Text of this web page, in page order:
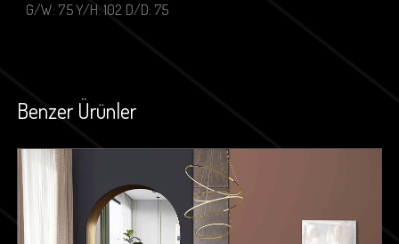
G/W: 75 Y/H: 102 D/D: 75
Benzer Ürünler